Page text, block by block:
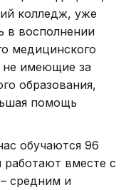
колледж, уже
в восполнении
медицинского
не имеющие за
образования,
помощь
обучаются 96
работают вместе с
средним и